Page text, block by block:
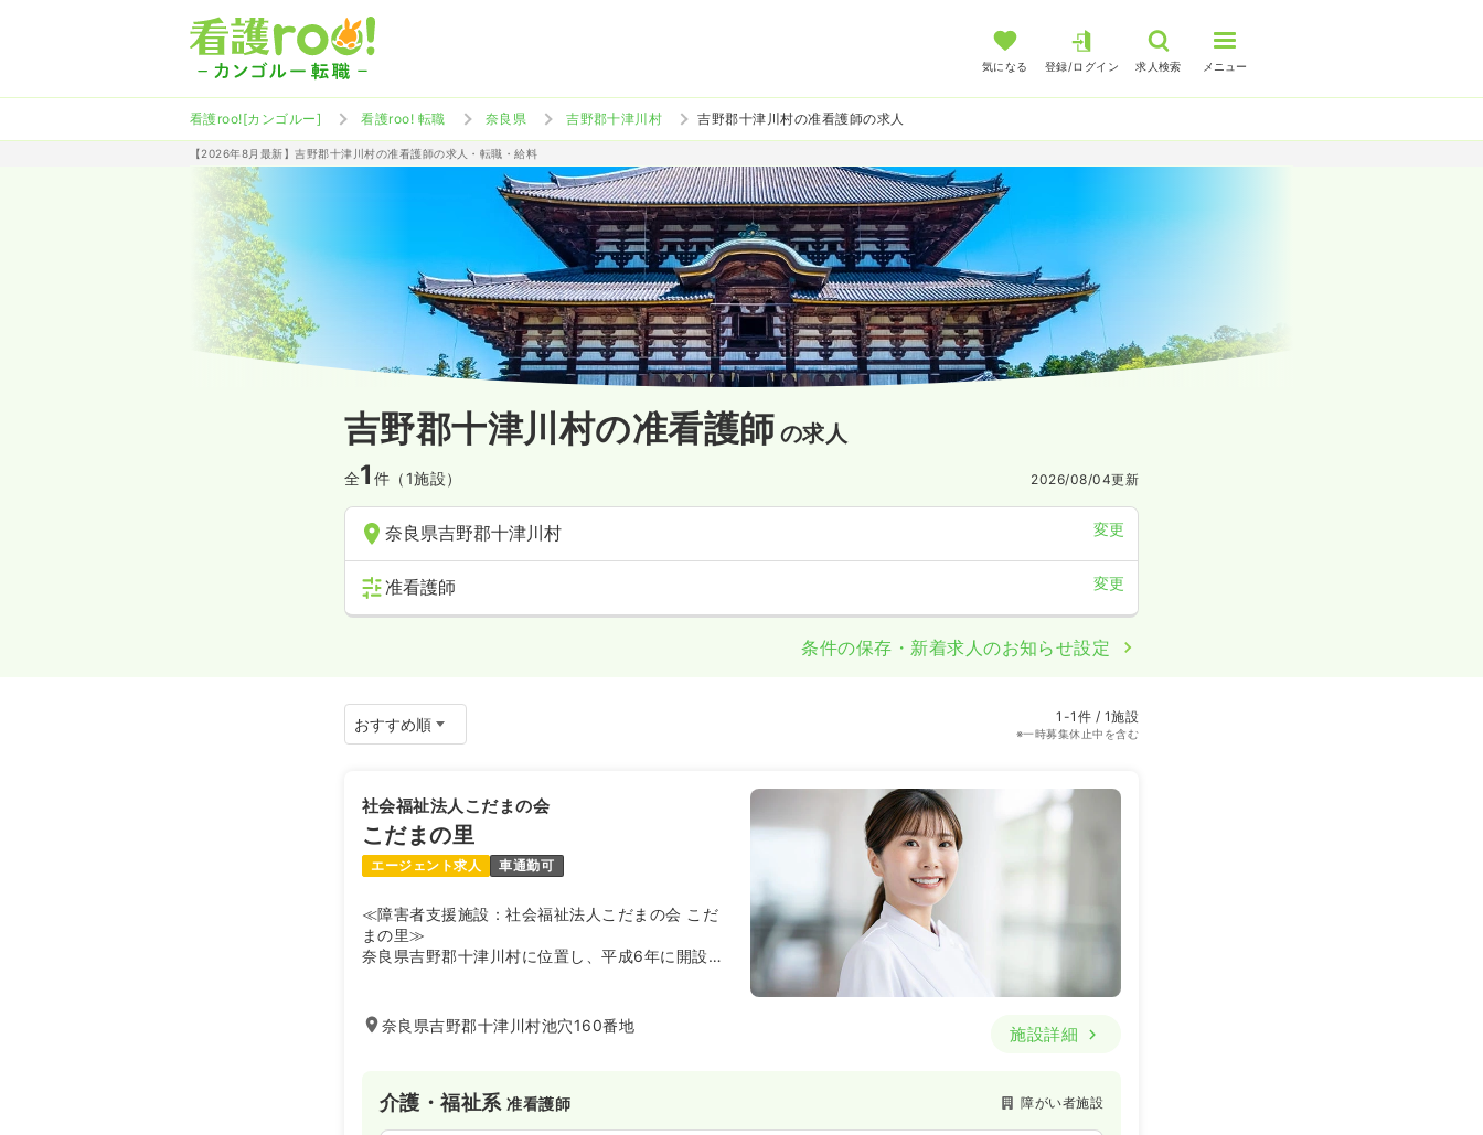
気になる 登録/ログイン 求人検索 メニュー
看護roo![カンゴルー] 看護roo! 転職 奈良県 吉野郡十津川村 吉野郡十津川村の准看護師の求人
【2026年8月最新】吉野郡十津川村の准看護師の求人・転職・給料
吉野郡十津川村の准看護師 の求人
全1 件（1施設） 2026/08/04更新
奈良県吉野郡十津川村 変更
准看護師 変更
条件の保存・新着求人のお知らせ設定
1-1件 / 1施設
※一時募集休止中を含む
社会福祉法人こだまの会
こだまの里
エージェント求人 車通勤可
≪障害者支援施設：社会福祉法人こだまの会 こだ
まの里≫
奈良県吉野郡十津川村に位置し、平成6年に開設さ
をモットーに、ゆったりとした環境の中で利用者様
一人ひとりの個性を尊重した支援を行っています。
ある施設づくりを目指しています。
奈良県吉野郡十津川村池穴160番地 施設詳細
介護・福祉系准看護師 障がい者施設